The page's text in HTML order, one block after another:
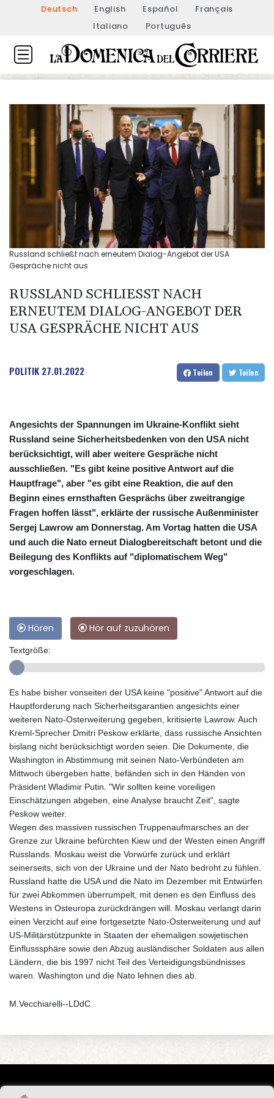
Deutsch English Español
Français
Italiano
Português
Russland schließt nach erneutem Dialog-Angebot der USA
Gespräche nicht aus
RUSSLAND SCHLIESST NACH E
RNEUTEM DIALOG-ANGEBOT DER U
SA GESPRÄCHE NICHT AUS
POLITIK 27.01.2022 Teilen Teilen
Angesichts der Spannungen im Ukraine-Konflikt sieht
Russland seine Sicherheitsbedenken von den USA nicht
berücksichtigt, will aber weitere Gespräche nicht
ausschließen. "Es gibt keine positive Antwort auf die
Hauptfrage", aber "es gibt eine Reaktion, die auf den
Beginn eines ernsthaften Gesprächs über zweitrangige
Fragen hoffen lässt", erklärte der russische Außenminister
Sergej Lawrow am Donnerstag. Am Vortag hatten die USA
und auch die Nato erneut Dialogbereitschaft betont und die
Beilegung des Konflikts auf "diplomatischem Weg"
vorgeschlagen.
Hören Hör auf zuzuhören
Textgröße:
Es habe bisher vonseiten der USA keine "positive" Antwort auf die
Hauptforderung nach Sicherheitsgarantien angesichts einer
weiteren Nato-Osterweiterung gegeben, kritisierte Lawrow. Auch
Kreml-Sprecher Dmitri Peskow erklärte, dass russische Ansichten
bislang nicht berücksichtigt worden seien. Die Dokumente, die
Washington in Abstimmung mit seinen Nato-Verbündeten am
Mittwoch übergeben hatte, befänden sich in den Händen von
Präsident Wladimir Putin. "Wir sollten keine voreiligen
Einschätzungen abgeben, eine Analyse braucht Zeit", sagte
Peskow weiter.
Wegen des massiven russischen Truppenaufmarsches an der
Grenze zur Ukraine befürchten Kiew und der Westen einen Angriff
Russlands. Moskau weist die Vorwürfe zurück und erklärt
seinerseits, sich von der Ukraine und der Nato bedroht zu fühlen.
Russland hatte die USA und die Nato im Dezember mit Entwürfen
für zwei Abkommen überrumpelt, mit denen es den Einfluss des
Westens in Osteuropa zurückdrängen will. Moskau verlangt darin
einen Verzicht auf eine fortgesetzte Nato-Osterweiterung und auf
US-Militärstützpunkte in Staaten der ehemaligen sowjetischen
Einflusssphäre sowie den Abzug ausländischer Soldaten aus allen
Ländern, die bis 1997 nicht Teil des Verteidigungsbündnisses
waren. Washington und die Nato lehnen dies ab.
M.Vecchiarelli--LDdC